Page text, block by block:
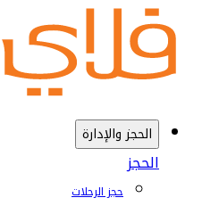
الحجز والإدارة
الحجز
حجز الرحلات